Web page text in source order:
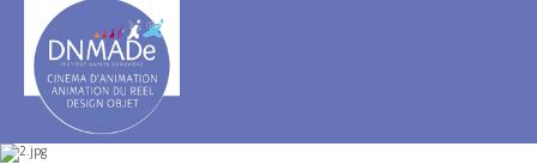
contenu.
personnels